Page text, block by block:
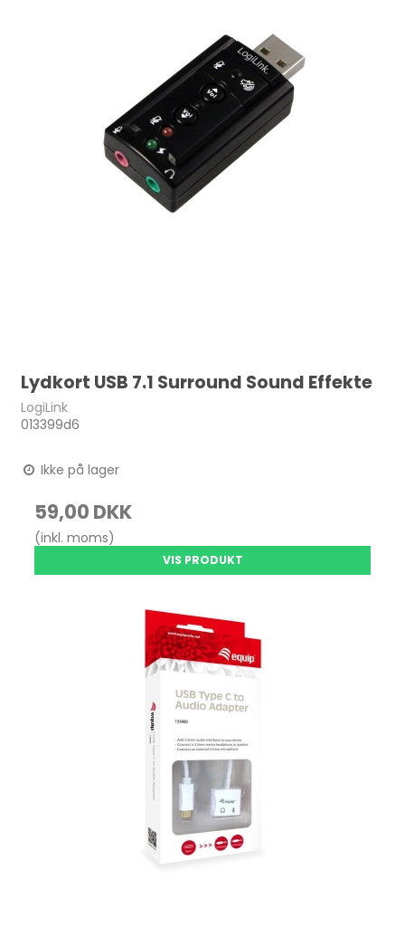
Lydkort USB 7.1 Surround Sound Effekte
LogiLink
013399d6
Ikke på lager
59,00 DKK
(inkl. moms)
VIS PRODUKT